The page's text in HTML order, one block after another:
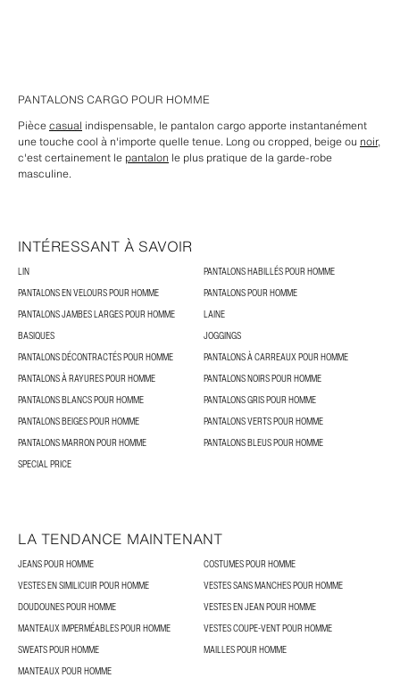
PANTALONS CARGO POUR HOMME
Piècecasual indispensable, le pantalon cargo apporte instantanément
une touche cool à n'importe quelle tenue. Long ou cropped, beige ou noir,
c'est certainement le pantalon le plus pratique de la garde-robe
masculine.
INTÉRESSANT À SAVOIR
LIN
PANTALONS HABILLÉS POUR HOMME
PANTALONS EN VELOURS POUR HOMME
PANTALONS POUR HOMME
PANTALONS JAMBES LARGES POUR HOMME
LAINE
BASIQUES
JOGGINGS
PANTALONS DÉCONTRACTÉS POUR HOMME
PANTALONS À CARREAUX POUR HOMME
PANTALONS À RAYURES POUR HOMME
PANTALONS NOIRS POUR HOMME
PANTALONS BLANCS POUR HOMME
PANTALONS GRIS POUR HOMME
PANTALONS BEIGES POUR HOMME
PANTALONS VERTS POUR HOMME
PANTALONS MARRON POUR HOMME
PANTALONS BLEUS POUR HOMME
SPECIAL PRICE
LA TENDANCE MAINTENANT
JEANS POUR HOMME
COSTUMES POUR HOMME
VESTES EN SIMILICUIR POUR HOMME
VESTES SANS MANCHES POUR HOMME
DOUDOUNES POUR HOMME
VESTES EN JEAN POUR HOMME
MANTEAUX IMPERMÉABLES POUR HOMME
VESTES COUPE-VENT POUR HOMME
SWEATS POUR HOMME
MAILLES POUR HOMME
MANTEAUX POUR HOMME